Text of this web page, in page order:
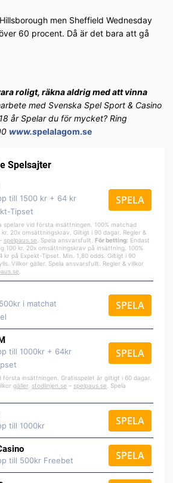
men Sheffield Wednesday
60 procent. Då är det bara att gå
roligt, räkna aldrig med att vinna
med Svenska Spel Sport & Casino
år Spelar du för mycket? Ring
www.spelalagom.se
Spelsajter
till 1500 kr + 64 kr
Tipset
SPELA
spelare vid första insättningen. 100% matchad
20x omsättningskrav. Giltigt i 90 dagar. Regler &
spelpaus.se . Spela ansvarsfullt. För betting: Endast
100 kr. 20x omsättningskrav på insättning. 100%
kr på Expekt-Tipset. Min. 1,80 odds. Giltigt i 90
Villkor gäller. Spela ansvarsfullt. Regler & villkor
i matchat
SPELA
till 1000kr + 64kr
SPELA
första insättningen. Gratisspelet är giltigt i 60 dagar.
gäller stodlinjen.se – spelpaus.se . Spela
till 1000kr SPELA
till 500kr Freebet SPELA